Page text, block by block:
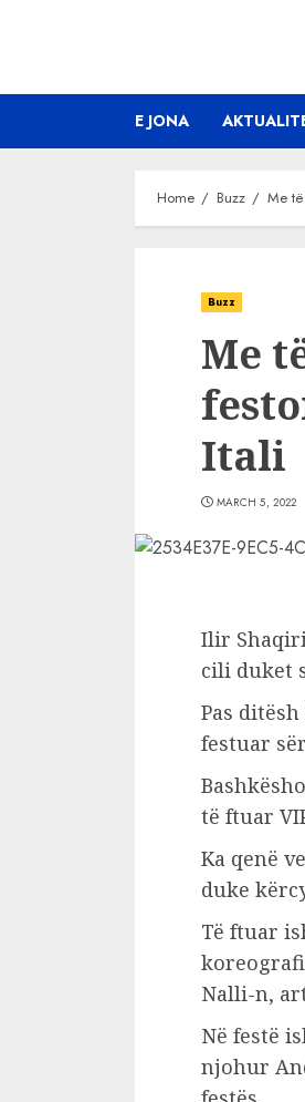
E JONA
Home Buzz Me
Buzz
Me
Itali
MARCH 5, 2022
Ilir
cili duket
Pas
festuar
të ftuar
Ka qenë
duke
Të ftuar
Nalli-n,
Në festë
njohur